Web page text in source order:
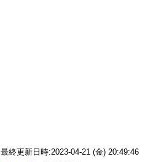
最終更新日時:2023-04-21 (金) 20:49:46